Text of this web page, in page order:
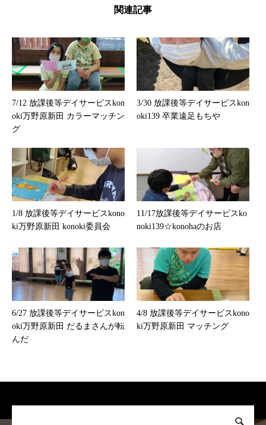
関連記事
7/12 放課後等デイサービスkon
oki万野原新田 カラーマッチン
グ
3/30 放課後等デイサービスkon
oki139 卒業遠足もちや
1/8 放課後等デイサービスkono
ki万野原新田 konoki委員会
11/17放課後等デイサービスko
noki139☆konohaのお店
6/27 放課後等デイサービスkon
oki万野原新田 だるまさんが転
んだ
4/8 放課後等デイサービスkono
ki万野原新田 マッチング